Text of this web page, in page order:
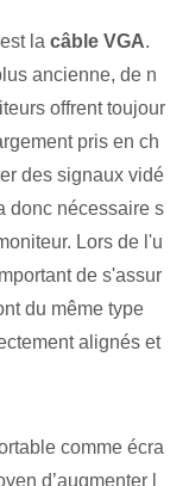
la câble VGA.⁢
ancienne, de n
offrent toujour
pris en ch
des signaux vidé
donc nécessaire s
Lors de l'u
de s'assur
du même type
alignés et
comme écra
d’augmenter l